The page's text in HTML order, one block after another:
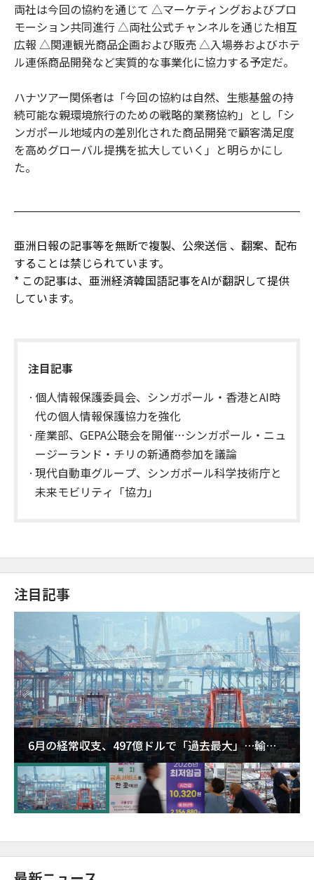
両社は今回の協約を通じて △マーケティングおよびプロ
モーション共同進行 △両社公式チャンネルを通じた相互
広報 △関連観光商品企画および販売 △入場券およびホテ
ル連係商品開発など実質的な事業化に協力する予定だ。
ハナツアー関係者は「今回の協約は自然、生態基盤の持
続可能な親環境旅行のための戦略的業務協約」とし「シ
ンガポール地域内の差別化された商品開発で顧客満足度
を高めグローバル提携を拡大していく」と明らかにし
た。
亜洲日報の記事等を無断で複製、公衆送信 、翻案、配布
することは禁じられています。
* この記事は、亜洲経済韓国語記事をAIが翻訳して提供
しています。
注目記事
個人情報保護委員会、シンガポール・香港とAI時
代の個人情報保護協力を強化
産業部、GEPA公聴会を開催…シンガポール・ニュ
ージーランド・チリの新通商参加を議論
現代自動車グループ、シンガポール科学技術庁と
未来モビリティ「協力」
注目記事
6月の経常収支、497億ドルで「過去最大」…輸出
が初の1000億ドル突破